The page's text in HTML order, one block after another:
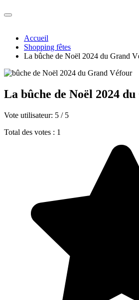
Accueil
Shopping fêtes
La bûche de Noël 2024 du Grand
La bûche de Noël 2024
Vote utilisateur: 5 / 5
Total des votes : 1